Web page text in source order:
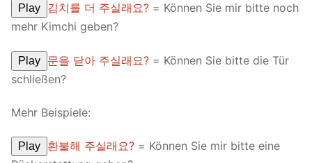
Play 김치를 더 주실래요? = Können Sie mir bitte noch
mehr Kimchi geben?
Play 문을 닫아 주실래요? = Können Sie bitte die Tür
schließen?
Mehr Beispiele:
Play 환불해 주실래요? = Können Sie mir bitte eine